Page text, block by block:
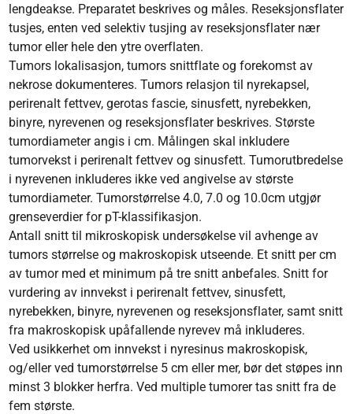
lengdeakse. Preparatet beskrives og måles. Reseksjonsflater
tusjes, enten ved selektiv tusjing av reseksjonsflater nær
tumor eller hele den ytre overflaten.
Tumors lokalisasjon, tumors snittflate og forekomst av
nekrose dokumenteres. Tumors relasjon til nyrekapsel,
perirenalt fettvev, gerotas fascie, sinusfett, nyrebekken,
binyre, nyrevenen og reseksjonsflater beskrives. Største
tumordiameter angis i cm. Målingen skal inkludere
tumorvekst i perirenalt fettvev og sinusfett. Tumorutbredelse
i nyrevenen inkluderes ikke ved angivelse av største
tumordiameter. Tumorstørrelse 4.0, 7.0 og 10.0cm utgjør
grenseverdier for pT-klassifikasjon.
Antall snitt til mikroskopisk under­søkelse vil avhenge av
tumors størrelse og makroskopisk utseende. Et snitt per cm
av tumor med et minimum på tre snitt anbefales. Snitt for
vurdering av innvekst i perirenalt fettvev, sinusfett,
nyrebekken, binyre, nyrevenen og reseksjonsflater, samt snitt
fra makroskopisk upåfallende nyrevev må inkluderes.
Ved usikkerhet om innvekst i nyresinus makroskopisk,
og/eller ved tumorstørrelse 5 cm eller mer, bør det støpes inn
minst 3 blokker herfra. Ved multiple tumorer tas snitt fra de
fem største.